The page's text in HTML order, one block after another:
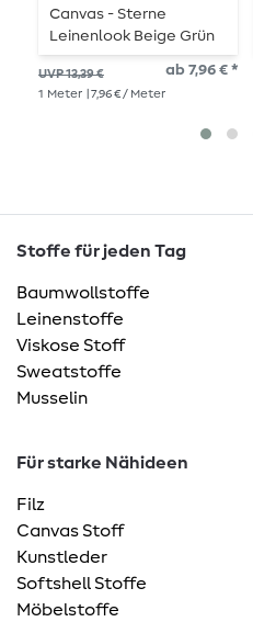
Canvas - Sterne
Leinenlook Beige Grün
UVP 13,39 € ab 7,96 € *
1 Meter | 7,96 € / Meter
Stoffe für jeden Tag
Baumwollstoffe
Leinenstoffe
Viskose Stoff
Sweatstoffe
Musselin
Für starke Nähideen
Filz
Canvas Stoff
Kunstleder
Softshell Stoffe
Möbelstoffe